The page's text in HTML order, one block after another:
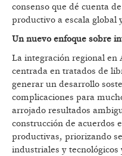
consenso que dé cuenta
productivo a escala global
Un nuevo enfoque sobre
La integración regional en
centrada en tratados de
generar un desarrollo
complicaciones para
arrojado resultados
construcción de acuerdos
productivas, priorizando
industriales y